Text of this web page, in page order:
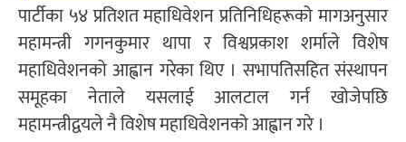
पार्टीका ५४ प्रतिशत महाधिवेशन प्रतिनिधिहरूको मागअनुसार
महामन्त्री गगनकुमार थापा र विश्वप्रकाश शर्माले विशेष
महाधिवेशनको आह्वान गरेका थिए । सभापतिसहित संस्थापन
समूहका नेताले यसलाई आलटाल गर्न खोजेपछि
महामन्त्रीद्वयले नै विशेष महाधिवेशनको आह्वान गरे ।